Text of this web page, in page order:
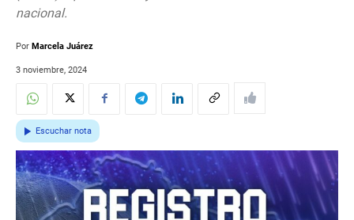
nacional.
Por Marcela Juárez
3 noviembre, 2024
Escuchar nota